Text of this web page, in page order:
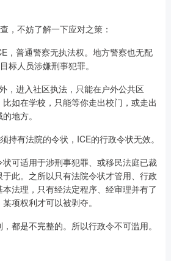
，不妨了解一下应对之策：
，普通警察无执法权。地方警察也无配
标人员涉嫌刑事犯罪。
，进入社区执法，只能在户外公共区
如在学校，只能等你走出校门，或走出
地方。
持有法院的令状，ICE的行政令状无效。
可适用于涉刑事犯罪、或移民法庭已裁
此。之所以只有法院令状才管用、行政
法理，只有经法定程序、经审理并有了
项权利才可以被剥夺。
都是不完整的。所以行政令不可滥用。